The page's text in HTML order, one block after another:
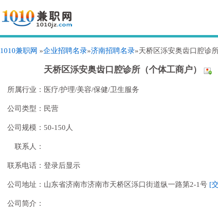
1010兼职网 »企业招聘名录»济南招聘名录»天桥区泺安奥齿口腔诊
天桥区泺安奥齿口腔诊所（个体工商户）
所属行业： 医疗/护理/美容/保健/卫生服务
公司类型： 民营
公司规模： 50-150人
联系人：
联系电话： 登录后显示
公司地址： 山东省济南市济南市天桥区泺口街道纵一路第2-1号 [
公司简介：